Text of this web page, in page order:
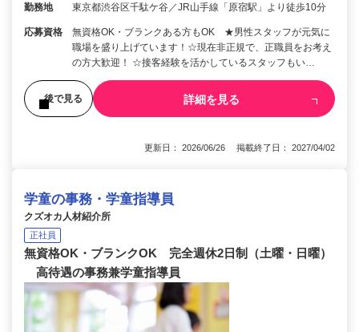
勤務地 東京都渋谷区千駄ケ谷／JR山手線「原宿駅」より徒歩10分
応募資格
無資格OK・ブランクある方もOK ★男性スタッフが元気に
職場を盛り上げています！☆現在非正規で、正職員をお考え
の方大歓迎！ ☆接客経験を活かしているスタッフもい…
後で見る 詳細を見る
更新日： 2026/06/26 掲載終了日： 2027/04/02
学童の事務・学童指導員
クズオカ人材紹介所
正社員
無資格OK・ブランクOK 完全週休2日制（土曜・日曜）
高待遇の事務兼学童指導員